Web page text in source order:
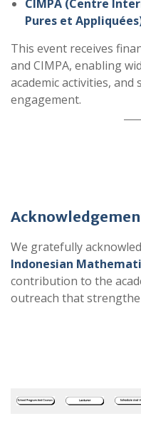
CIMPA (Centre
Pures et
This event receives
and CIMPA, enabling
academic activities,
engagement.
We gratefully
Indonesian
contribution to the
outreach that